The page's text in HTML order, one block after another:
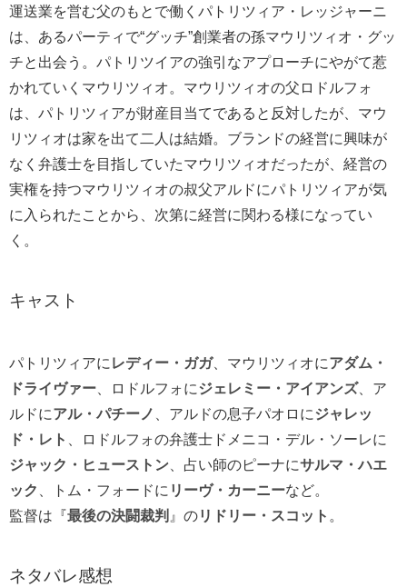
運送業を営む父のもとで働くパト リツィア・レッジャーニ
は、あるパーティで“グッチ”創業者の孫マウリツィオ・グッ
チと出会う。パトリツイアの強引なアプローチにやがて惹
かれていくマウリツィオ。マウリツィオの父ロドルフォ
は、パトリツィアが財産目当てであると反対したが、マウ
リツィオは家を出て二人は結婚。ブランドの経営に興味が
なく弁護士を目指していたマウリツィオだったが、経営の
実権を持つマウリツィオの叔父アルドにパトリツィアが気
に入られたことから、次第に経営に関わる様になってい
く。
キャスト
パトリツィアに レディー・ガガ、マウリツィオにアダム・
ドライヴァー 、ロドルフォにジェレミー・アイアンズ、ア
ルドにアル・パチーノ 、アルドの息子パオロにジャレッ
ド・レト
、ロドルフォの弁護士ドメニコ・デル・ソーレに
ジャック・ヒューストン 、占い師のピーナにサルマ・ハエ
ック
、トム・フォードに リーヴ・カーニーなど。
監督は『最後の決闘裁判 』のリドリー・スコット 。
ネタバレ感想